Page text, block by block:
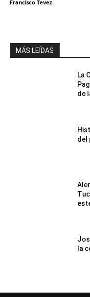
Francisco Tevez
MÁS LEÍDAS
La
de
del
la